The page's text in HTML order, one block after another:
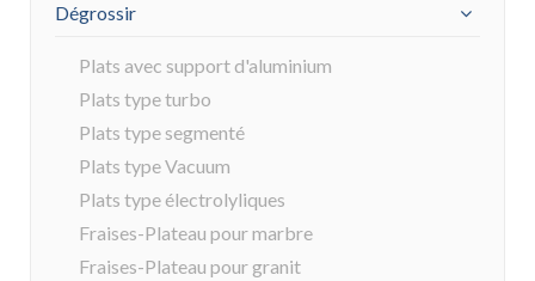
Dégrossir
Plats avec support d'aluminium
Plats type turbo
Plats type segmenté
Plats type Vacuum
Plats type électrolyliques
Fraises-Plateau pour marbre
Fraises-Plateau pour granit